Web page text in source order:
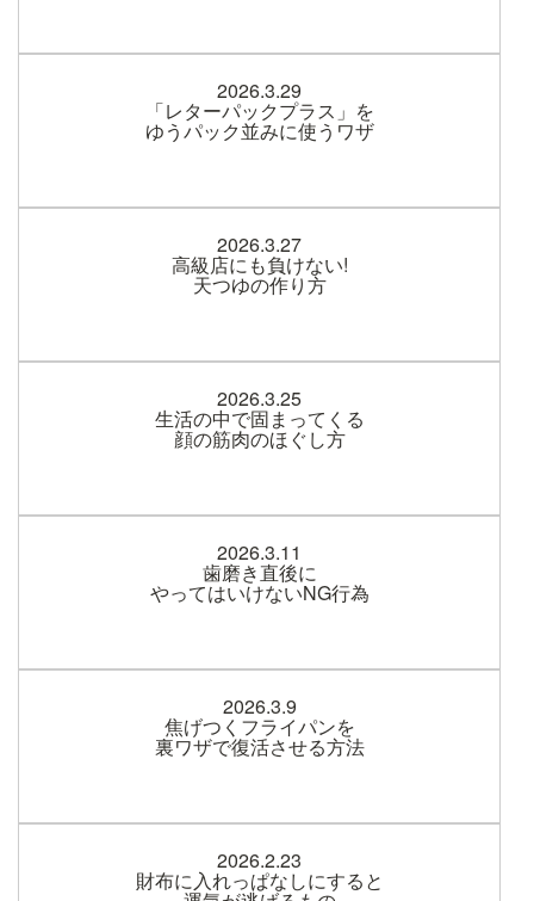
2026.3.29
「レターパックプラス」を
ゆうパック並みに使うワザ
2026.3.27
高級店にも負けない!
天つゆの作り方
2026.3.25
生活の中で固まってくる
顔の筋肉のほぐし方
2026.3.11
歯磨き直後に
やってはいけないNG行為
2026.3.9
焦げつくフライパンを
裏ワザで復活させる方法
2026.2.23
財布に入れっぱなしにすると